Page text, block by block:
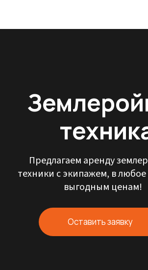
Оставить заявку
Предлагаем аренду
техники с экипажем, в
выгодным ценам!